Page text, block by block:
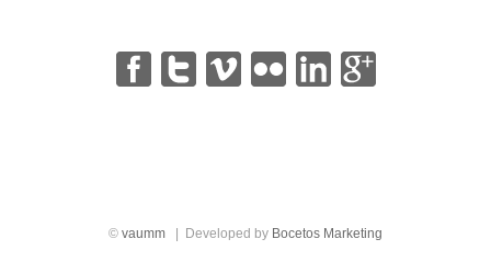
| | | | |
© vaumm | Developed by Bocetos Marketing